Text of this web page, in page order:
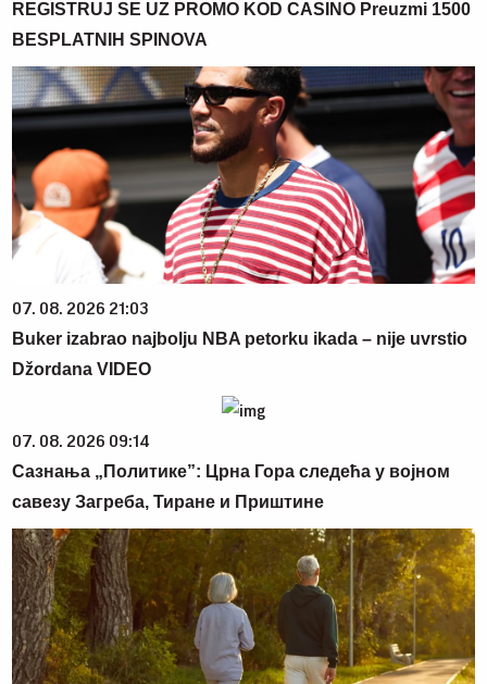
REGISTRUJ SE UZ PROMO KOD CASINO Preuzmi 1500
BESPLATNIH SPINOVA
07. 08. 2026 21:03
Buker izabrao najbolju NBA petorku ikada – nije uvrstio
Džordana VIDEO
07. 08. 2026 09:14
Сазнања „Политике”: Црна Гора следећа у војном
савезу Загреба, Тиране и Приштине